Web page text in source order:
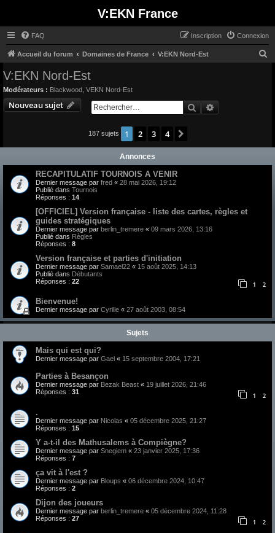
V:EKN France
FAQ Connexion
Inscription
Accueil du forum Domaines de France V:EKN Nord-Est
V:EKN Nord-Est
Modérateurs : Blackwood VEKN Nord-Est
Nouveau sujet Rechercher
187 sujets 1 2 3 4
Annonces
RECAPITULATIF TOURNOIS A VENIR
Dernier message par fred « 28 mai 2026, 19:12
Publié dans Tournois
Réponses : 14
[OFFICIEL] Version française - liste des cartes, règles et
guides stratégiques
Dernier message par berlin_tremere « 09 mars 2026, 13:16
Publié dans Règles
Réponses : 8
Version française et parties d'initiation
Dernier message par Samael22 « 15 août 2025, 14:13
Publié dans Débutants
Réponses : 22 1 2
Bienvenue!
Dernier message par Cyrille « 27 août 2003, 08:54
Sujets
Mais qui est qui?
Dernier message par Gael « 15 septembre 2004, 17:21
Parties à Besançon
Dernier message par Bezak Beast « 19 juillet 2026, 21:46
Réponses : 31 1 2
.
Dernier message par Nicolas « 05 décembre 2025, 21:27
Réponses : 15
Y a-t-il des Mathusalems à Compiègne?
Dernier message par Snegiem « 23 janvier 2025, 17:36
Réponses : 7
ça vit à l'est ?
Dernier message par Bloups « 06 décembre 2024, 10:47
Réponses : 2
Dijon des joueurs
Dernier message par berlin_tremere « 05 décembre 2024, 11:28
Réponses : 27 1 2